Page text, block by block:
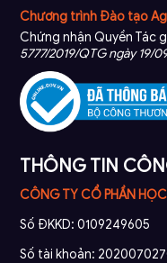
Chương trình Đào tạo
Chứng nhận Quyền Tác
5777/2019/QTG ngày 19/
THÔNG TIN
CÔNG TY CỔ PHẦN HỌC
Số ĐKKD: 0109249605
Số tài khoản: